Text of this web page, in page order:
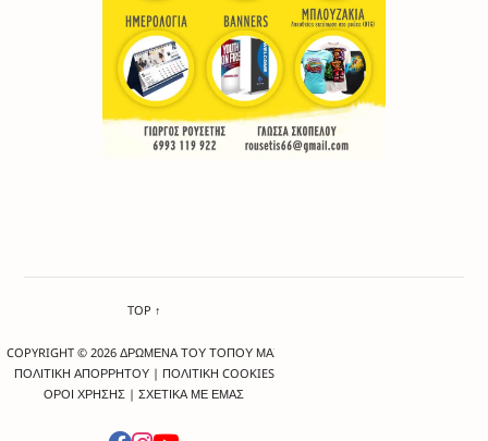
TOP ↑
COPYRIGHT © 2026 ΔΡΩΜΕΝΑ ΤΟΥ ΤΟΠΟΥ ΜΑΣ
ΠΟΛΙΤΙΚΗ ΑΠΟΡΡΗΤΟΥ| ΠΟΛΙΤΙΚΗ COOKIES
ΟΡΟΙ ΧΡΗΣΗΣ |ΣΧΕΤΙΚΑ ΜΕ ΕΜΑΣ